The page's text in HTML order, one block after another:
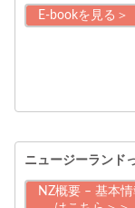
E-bookを見る＞
ニュージーランド
NZ概要 – 基本情